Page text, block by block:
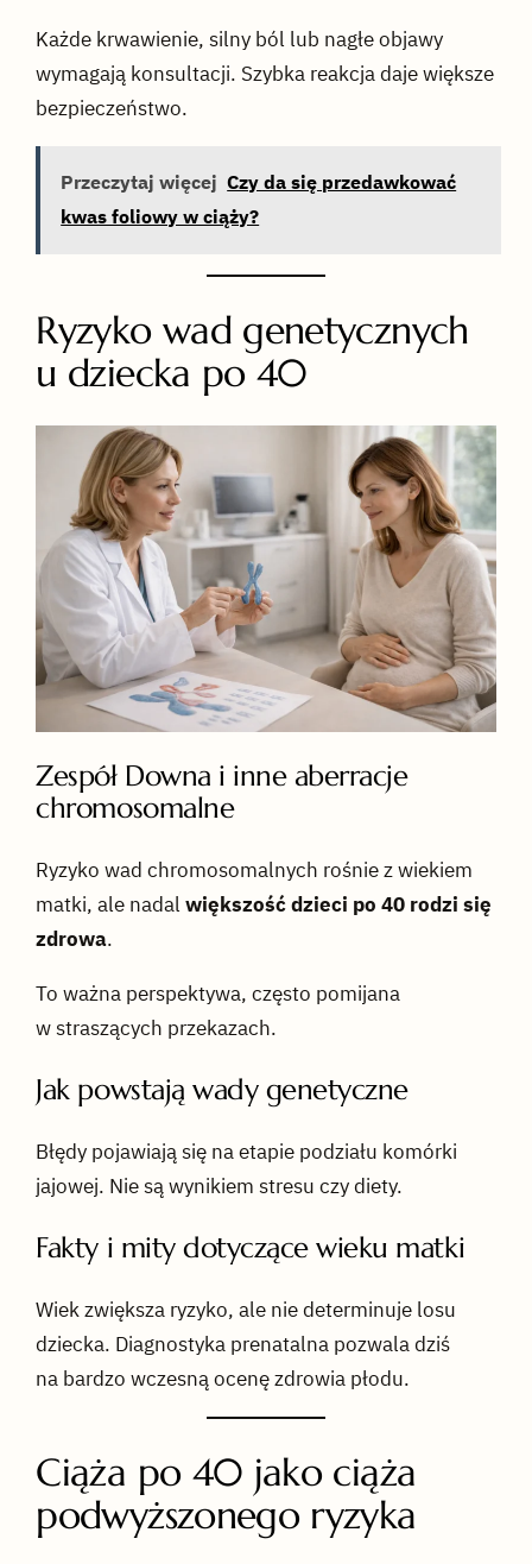
Każde krwawienie, silny ból lub nagłe objawy
wymagają konsultacji. Szybka reakcja daje większe
bezpieczeństwo.
Przeczytaj więcej Czy da się przedawkować
kwas foliowy w ciąży?
Ryzyko wad genetycznych
u dziecka po 40
Zespół Downa i inne aberracje
chromosomalne
Ryzyko wad chromosomalnych rośnie z wiekiem
matki, ale nadalwiększość dzieci po 40 rodzi się
zdrowa.
To ważna perspektywa, często pomijana
w straszących przekazach.
Jak powstają wady genetyczne
Błędy pojawiają się na etapie podziału komórki
jajowej. Nie są wynikiem stresu czy diety.
Fakty i mity dotyczące wieku matki
Wiek zwiększa ryzyko, ale nie determinuje losu
dziecka. Diagnostyka prenatalna pozwala dziś
na bardzo wczesną ocenę zdrowia płodu.
Ciąża po 40 jako ciąża
podwyższonego ryzyka